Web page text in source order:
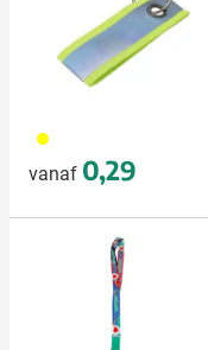
006
vanaf 0,29